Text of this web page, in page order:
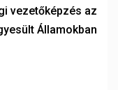
vezetőképzés az
Államokban